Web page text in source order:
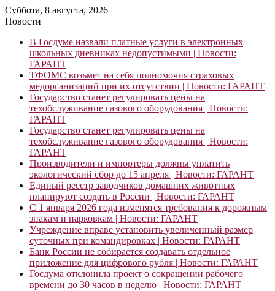
Суббота, 8 августа, 2026
Новости
В Госдуме назвали платные услуги в электронных
школьных дневниках недопустимыми | Новости:
ГАРАНТ
ТФОМС возьмет на себя полномочия страховых
медорганизаций при их отсутствии | Новости: ГАРАНТ
Государство станет регулировать цены на
техобслуживание газового оборудования | Новости:
ГАРАНТ
Государство станет регулировать цены на
техобслуживание газового оборудования | Новости:
ГАРАНТ
Производители и импортеры должны уплатить
экологический сбор до 15 апреля | Новости: ГАРАНТ
Единый реестр заводчиков домашних животных
планируют создать в России | Новости: ГАРАНТ
С 1 января 2026 года изменятся требования к дорожным
знакам и парковкам | Новости: ГАРАНТ
Учреждение вправе установить увеличенный размер
суточных при командировках | Новости: ГАРАНТ
Банк России не собирается создавать отдельное
приложение для цифрового рубля | Новости: ГАРАНТ
Госдума отклонила проект о сокращении рабочего
времени до 30 часов в неделю | Новости: ГАРАНТ